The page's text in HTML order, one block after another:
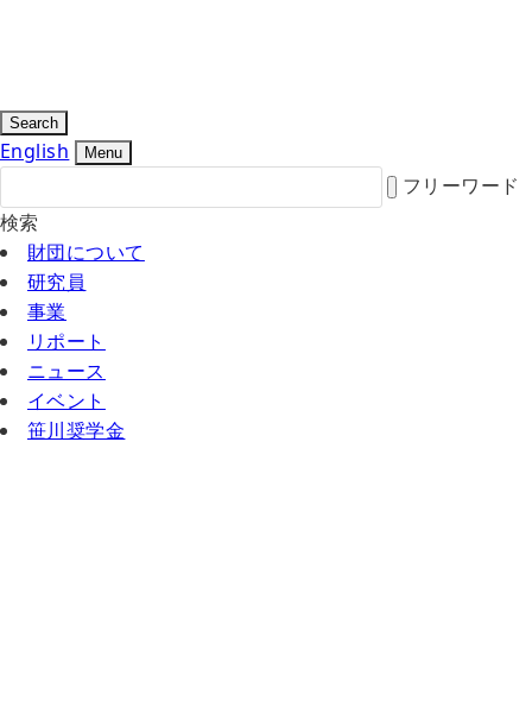
Search
English Menu
フリーワード
検索
財団について
研究員
事業
リポート
ニュース
イベント
笹川奨学金